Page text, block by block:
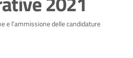
notizia
e l'ammissione delle candidature